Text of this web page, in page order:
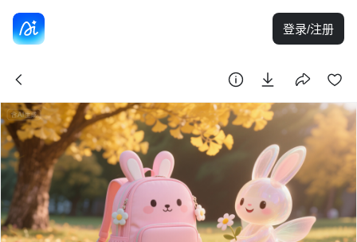
登录/注册